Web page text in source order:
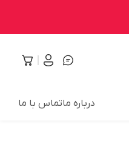
درباره ماتماس با ما